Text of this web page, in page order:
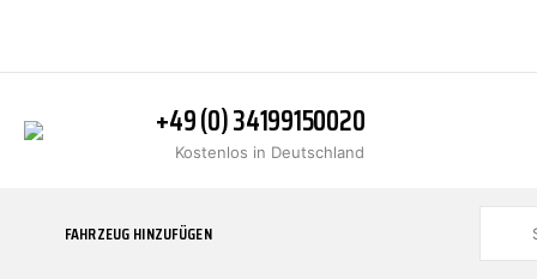
+49 (0) 34199150020
Kostenlos in Deutschland
FAHRZEUG HINZUFÜGEN